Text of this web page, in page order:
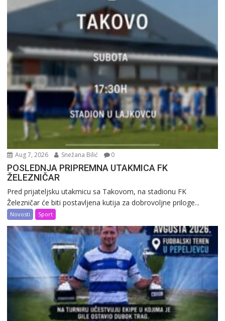
Aug 7, 2026 Snežana Bilić 0
POSLEDNJA PRIPREMNA UTAKMICA FK
ŽELEZNIČAR
Pred prijateljsku utakmicu sa Takovom, na stadionu FK
Železničar će biti postavljena kutija za dobrovoljne priloge...
Novosti Sport